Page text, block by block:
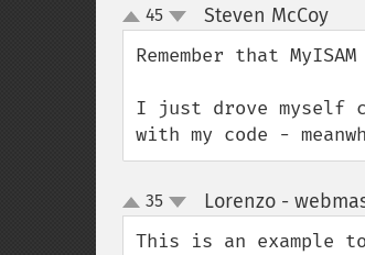
up
down
45 Steven McCoy¶
Remember that
I just drove myself
with my code -
up
down
35 Lorenzo -
This is an example